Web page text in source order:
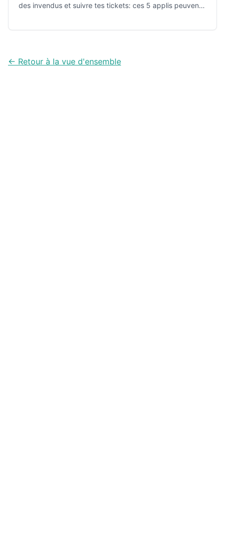
des invendus et suivre tes tickets: ces 5 applis peuvent
← Retour à la vue d'ensemble